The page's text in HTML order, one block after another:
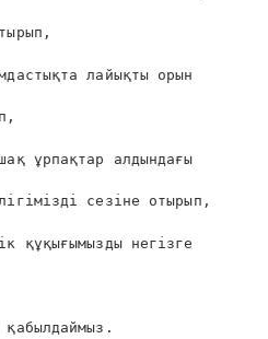
лайықты орын
ұрпақтар алдындағы
сезіне отырып,
негізге